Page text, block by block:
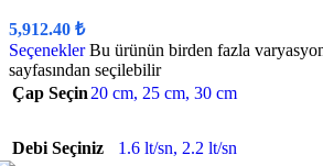
5,912.40 ₺
Seçenekler Bu ürünün birden fazla
sayfasından seçilebilir
Çap Seçin 20 cm, 25 cm, 30 cm
Debi Seçiniz 1.6 lt/sn, 2.2 lt/sn